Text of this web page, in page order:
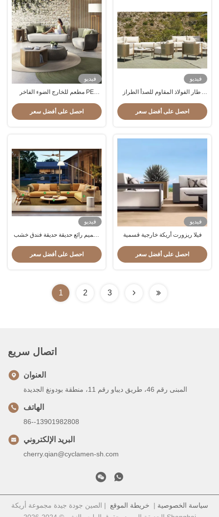
فيديو
مطعم للخارج الضوء الفاخر PE
المعدني المقاوم للماء
احصل على أفضل سعر
فيديو
إطار الفولاذ المقاوم للصدأ الطراز
أريكة صالة الكرسي
احصل على أفضل سعر
فيديو
تصميم رائع حديقة حديقة فندق خشب
خارجي
احصل على أفضل سعر
فيديو
فيلا ريزورت أريكة خارجية قسمية
احصل على أفضل سعر
1 2 3
اتصال سريع
العنوان
المبنى رقم 46، طريق ديباو رقم 11، منطقة بودونغ الجديدة
الهاتف
86--13901982808
البريد الإلكتروني
cherry.qian@cyclamen-sh.com
سياسة الخصوصية | خريطة الموقع | الصين جودة جيدة مجموعة أريكة